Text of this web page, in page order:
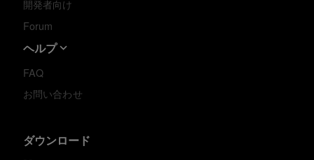
開発者向け
Forum
ヘルプ
FAQ
お問い合わせ
ダウンロード